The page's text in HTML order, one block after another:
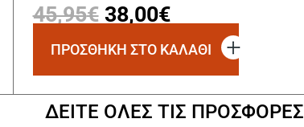
45,95€ Original
price
was:
45,95€.
38,00€Η
τρέχουσα
τιμή
είναι:
38,00€.
ΠΡΟΣΘΗΚΗ ΣΤΟ ΚΑΛΑΘΙ
ΔΕΙΤΕ ΟΛΕΣ ΤΙΣ